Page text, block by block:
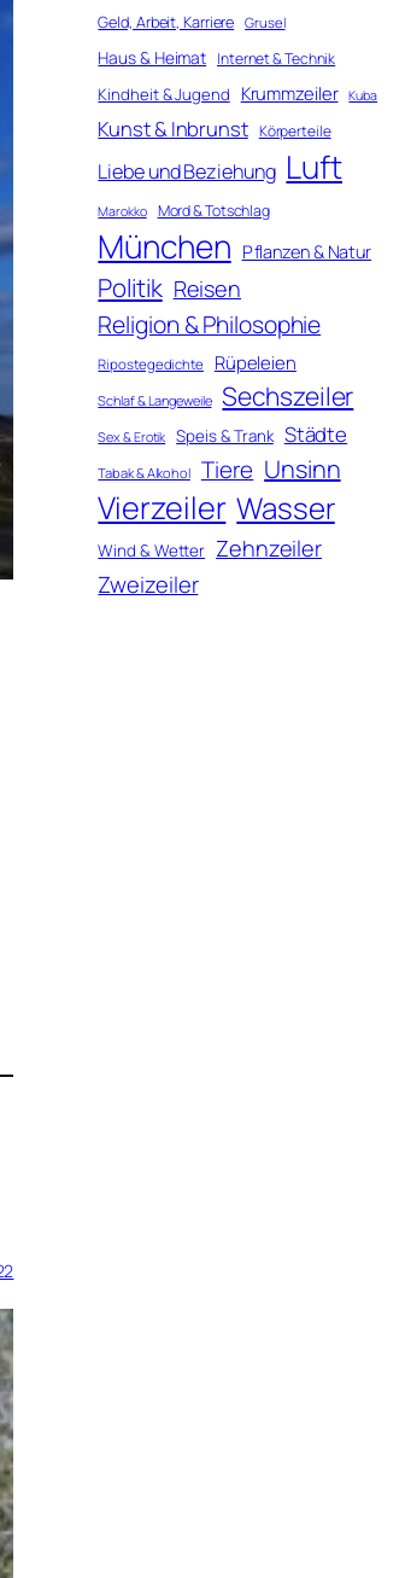
Geld, Arbeit, Karriere Grusel
Haus & Heimat Internet & Technik
Kindheit & Jugend Krummzeiler Kuba
Kunst & Inbrunst Körperteile
Liebe und Beziehung Luft
Marokko Mord & Totschlag
München Pflanzen & Natur
Politik Reisen
Religion & Philosophie
Ripostegedichte Rüpeleien
Schlaf & Langeweile Sechszeiler
Sex & Erotik Speis & Trank Städte
Tabak & Alkohol Tiere Unsinn
Vierzeiler Wasser
Wind & Wetter Zehnzeiler
Zweizeiler